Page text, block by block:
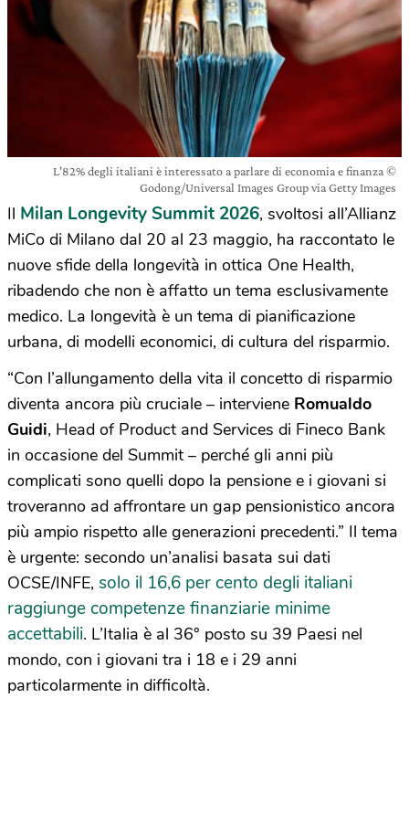
L'82% degli italiani è interessato a parlare di economia e finanza ©
Godong/Universal Images Group via Getty Images
Il Milan Longevity Summit 2026, svoltosi all’Allianz
MiCo di Milano dal 20 al 23 maggio, ha raccontato le
nuove sfide della longevità in ottica One Health,
ribadendo che non è affatto un tema esclusivamente
medico. La longevità è un tema di pianificazione
urbana, di modelli economici, di cultura del risparmio.
“Con l’allungamento della vita il concetto di risparmio
diventa ancora più cruciale – interviene Romualdo
Guidi, Head of Product and Services di Fineco Bank
in occasione del Summit – perché gli anni più
complicati sono quelli dopo la pensione e i giovani si
troveranno ad affrontare un gap pensionistico ancora
più ampio rispetto alle generazioni precedenti.” Il tema
è urgente: secondo un’analisi basata sui dati
OCSE/INFE, solo il 16,6 per cento degli italiani
raggiunge competenze finanziarie minime
accettabili. L’Italia è al 36° posto su 39 Paesi nel
mondo, con i giovani tra i 18 e i 29 anni
particolarmente in difficoltà.